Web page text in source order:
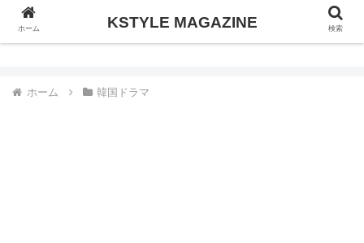
KSTYLE MAGAZINE
ホーム 韓国ドラマ
ホーム KSTYLE MAGAZINE 検索